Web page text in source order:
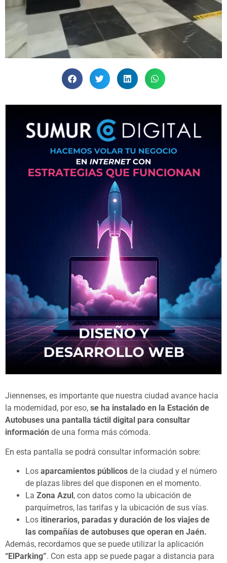
Jiennenses, es importante que nuestra ciudad avance hacia
la modernidad, por eso, se ha instalado en la Estación de
Autobuses una pantalla táctil digital para consultar
información de una forma más cómoda.
En esta pantalla se podrá consultar información sobre:
Los aparcamientos públicos de la ciudad y el número
de plazas libres del que disponen en el momento.
La Zona Azul , con datos como la ubicación de
parquímetros, las tarifas y la ubicación de sus vías.
Los itinerarios, paradas y duración de los viajes de
las compañías de autobuses que operan en Jaén.
Además, recordamos que se puede utilizar la aplicación
“ElParking”. Con esta app se puede pagar a distancia para